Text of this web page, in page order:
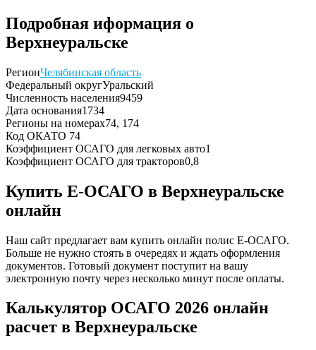
Подробная иформация о
Верхнеуральске
РегионЧелябинская область
Федеральный округУральский
Численность населения9459
Дата основания1734
Регионы на номерах74, 174
Код ОКАТО 74
Коэффициент ОСАГО для легковых авто1
Коэффициент ОСАГО для тракторов0,8
Купить Е-ОСАГО в Верхнеуральске
онлайн
Наш сайт предлагает вам купить онлайн полис Е-ОСАГО.
Больше не нужно стоять в очередях и ждать оформления
документов. Готовый документ поступит на вашу
электронную почту через несколько минут после оплаты.
Калькулятор ОСАГО 2026 онлайн
расчет в Верхнеуральске